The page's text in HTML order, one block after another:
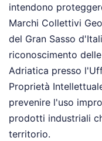
intendono
Marchi Collettivi
del Gran Sasso
riconoscimento
Adriatica presso
Proprietà
prevenire l'uso
prodotti industriali
territorio.